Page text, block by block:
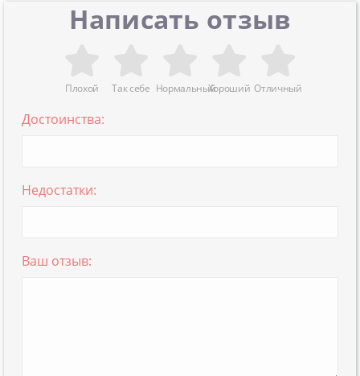
Написать отзыв
Плохой Так себе НормальныйХороший Отличный
Достоинства:
Недостатки:
Ваш отзыв: